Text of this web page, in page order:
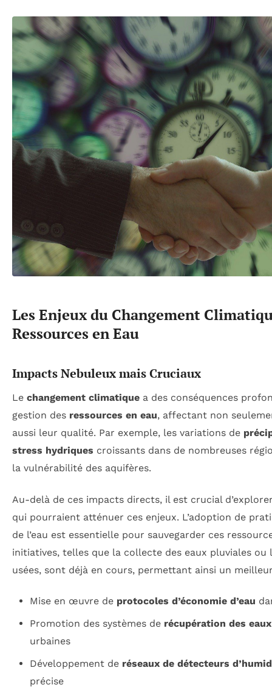
Les Enjeux du Changement
Ressources en Eau
Impacts Nebuleux mais Cruciaux
Le changement climatique a des conséquences
gestion des ressources en eau, affectant non
aussi leur qualité. Par exemple, les variations de
stress hydriques croissants dans de nombreuses
la vulnérabilité des aquifères.
Au-delà de ces impacts directs, il est crucial
qui pourraient atténuer ces enjeux. L’adoption de
de l’eau est essentielle pour sauvegarder ces
initiatives, telles que la collecte des eaux pluviales ou
usées, sont déjà en cours, permettant ainsi un
Mise en œuvre de protocoles d’économie d’eau
Promotion des systèmes de récupération des
urbaines
Développement de réseaux de détecteurs
précise